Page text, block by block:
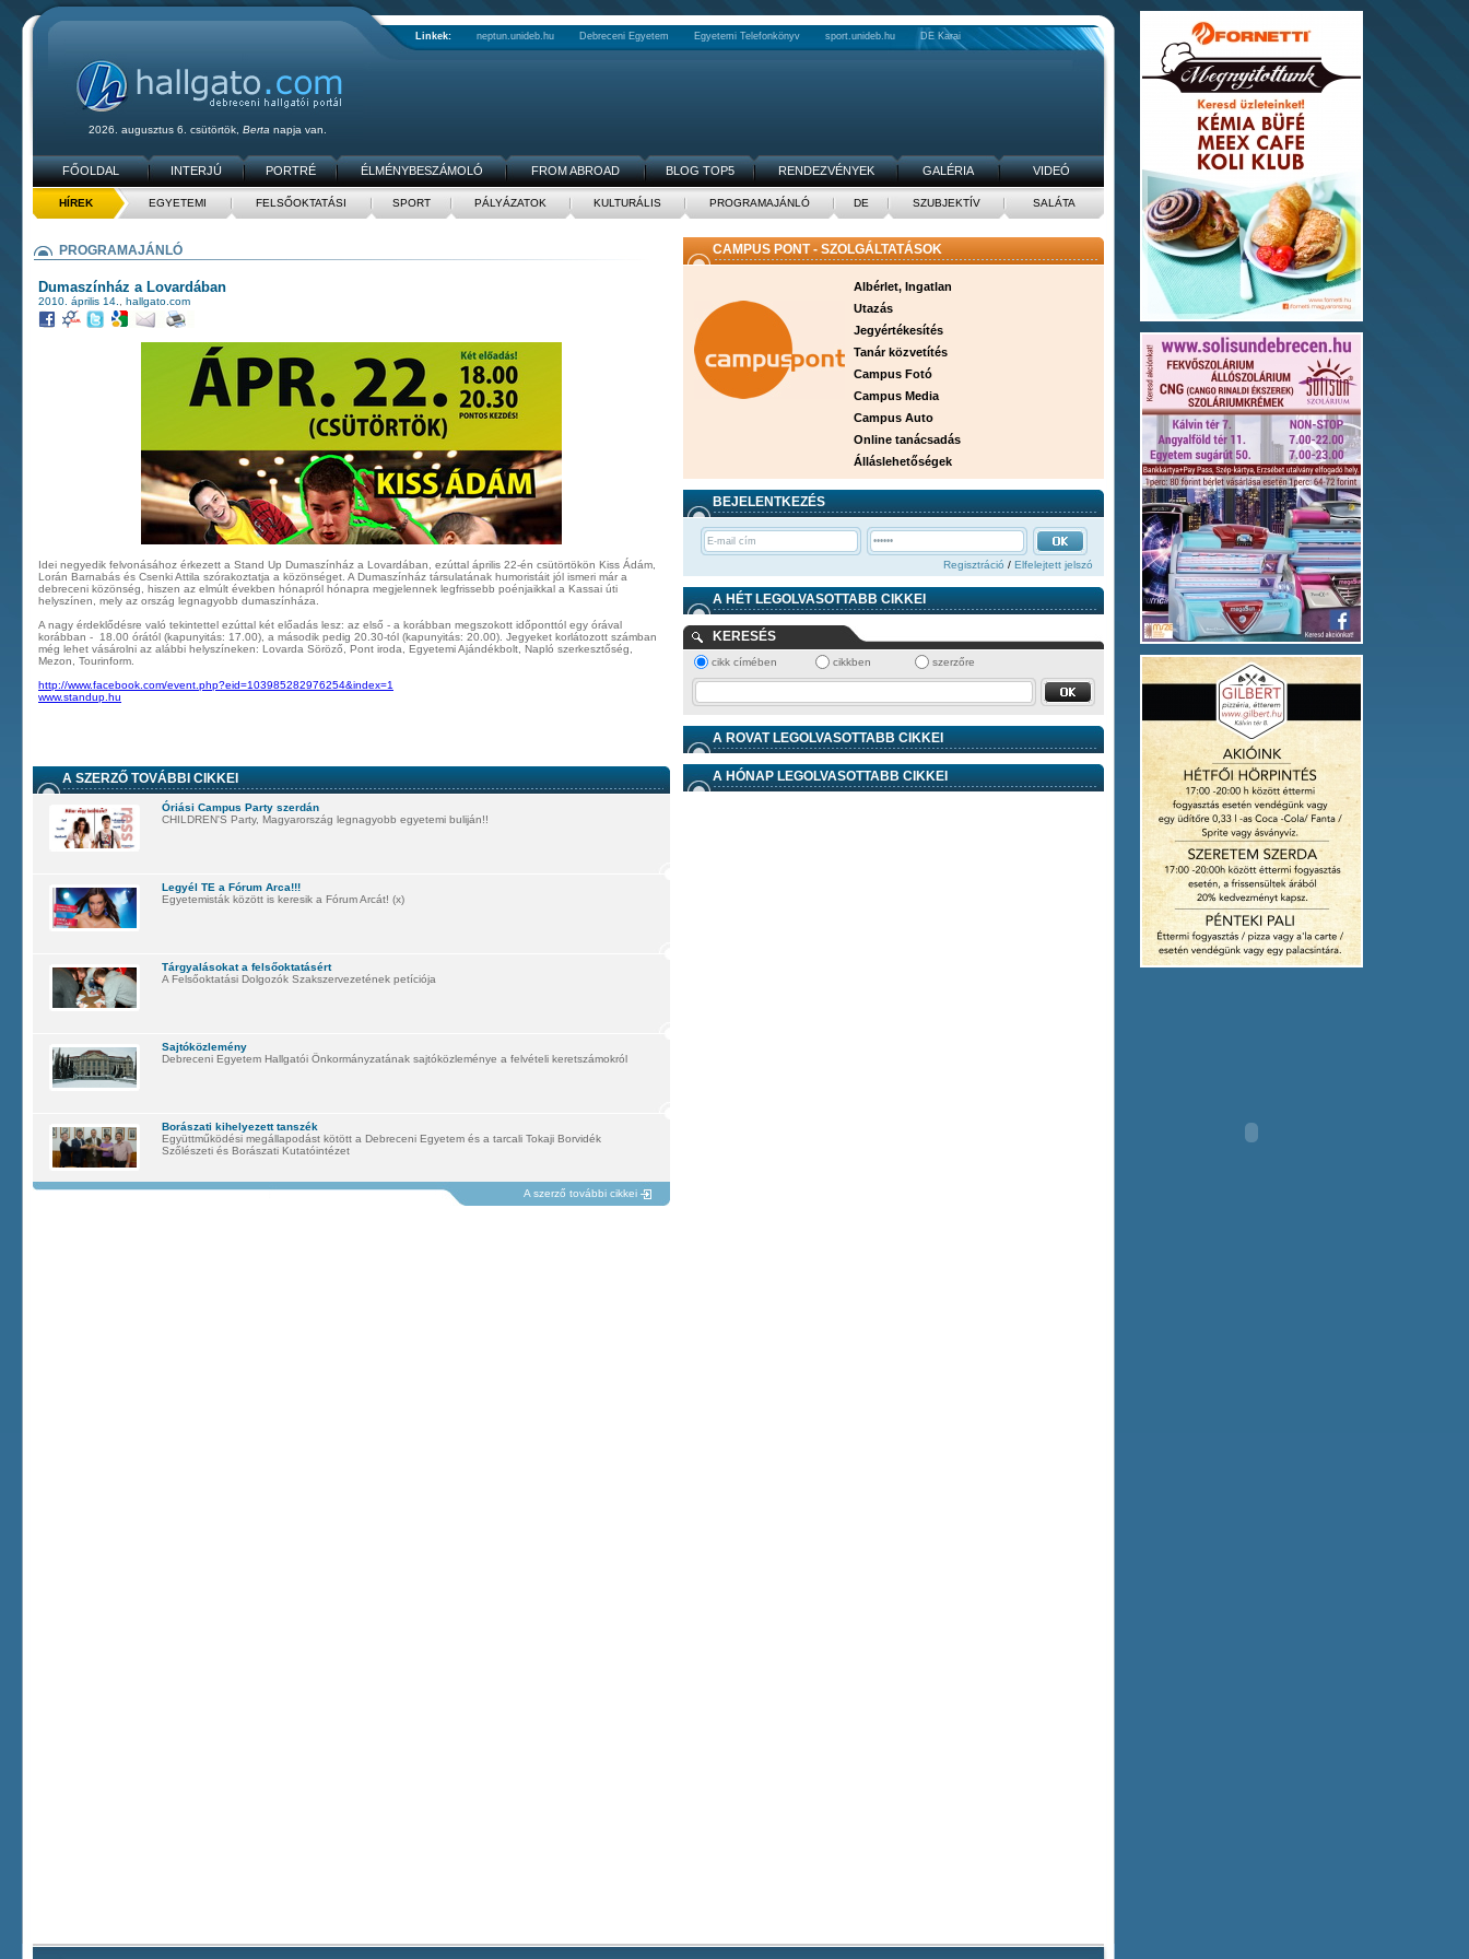
Linkek: neptun.unideb.hu Debreceni Egyetem Egyetemi Telefonkönyv sport.unideb.hu DE Karai
2026. augusztus 6. csütörtök, Berta napja van.
FŐOLDAL INTERJÚ PORTRÉ ÉLMÉNYBESZÁMOLÓ FROM ABROAD BLOG TOP5 RENDEZVÉNYEK GALÉRIA VIDEÓ
HÍREK EGYETEMI FELSŐOKTATÁSI SPORT PÁLYÁZATOK KULTURÁLIS PROGRAMAJÁNLÓ DE SZUBJEKTÍV SALÁTA
PROGRAMAJÁNLÓ
Dumaszínház a Lovardában
2010. április 14. hallgato.com
Idei negyedik felvonásához érkezett a Stand Up Dumaszínház a Lovardában, ezúttal április 22-én csütörtökön Kiss Ádám,
Lorán Barnabás és Csenki Attila szórakoztatja a közönséget. A Dumaszínház társulatának humoristáit jól ismeri már a
debreceni közönség, hiszen az elmúlt években hónapról hónapra megjelennek legfrissebb poénjaikkal a Kassai úti
helyszínen, mely az ország legnagyobb dumaszínháza.
A nagy érdeklődésre való tekintettel ezúttal két előadás lesz: az első - a korábban megszokott időponttól egy órával
korábban - 18.00 órától (kapunyitás: 17.00), a második pedig 20.30-tól (kapunyitás: 20.00). Jegyeket korlátozott számban
még lehet vásárolni az alábbi helyszíneken: Lovarda Söröző, Pont iroda, Egyetemi Ajándékbolt, Napló szerkesztőség,
Mezon, Tourinform.
http://www.facebook.com/event.php?eid=103985282976254&index=1
www.standup.hu
A SZERZŐ TOVÁBBI CIKKEI
Óriási Campus Party szerdán
CHILDREN'S Party, Magyarország legnagyobb egyetemi buliján!!
Legyél TE a Fórum Arca!!!
Egyetemisták között is keresik a Fórum Arcát! (x)
Tárgyalásokat a felsőoktatásért
A Felsőoktatási Dolgozók Szakszervezetének petíciója
Sajtóközlemény
Debreceni Egyetem Hallgatói Önkormányzatának sajtóközleménye a felvételi keretszámokról
Borászati kihelyezett tanszék
Együttműködési megállapodást kötött a Debreceni Egyetem és a tarcali Tokaji Borvidék
Szőlészeti és Borászati Kutatóintézet
A szerző további cikkei
CAMPUS PONT - SZOLGÁLTATÁSOK
Albérlet, Ingatlan
Utazás
Jegyértékesítés
Tanár közvetítés
Campus Fotó
Campus Media
Campus Auto
Online tanácsadás
Álláslehetőségek
BEJELENTKEZÉS
Regisztráció / Elfelejtett jelszó
A HÉT LEGOLVASOTTABB CIKKEI
KERESÉS
cikk címében cikkben szerzőre
A ROVAT LEGOLVASOTTABB CIKKEI
A HÓNAP LEGOLVASOTTABB CIKKEI